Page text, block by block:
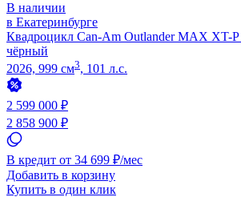
В наличии
в Екатеринбурге
Квадроцикл Can-Am Outlander MAX XT-P
чёрный
2026, 999 см3, 101 л.с.
2 599 000 ₽
2 858 900 ₽
В кредит от 34 699 ₽/мес
Добавить в корзину
Купить в один клик